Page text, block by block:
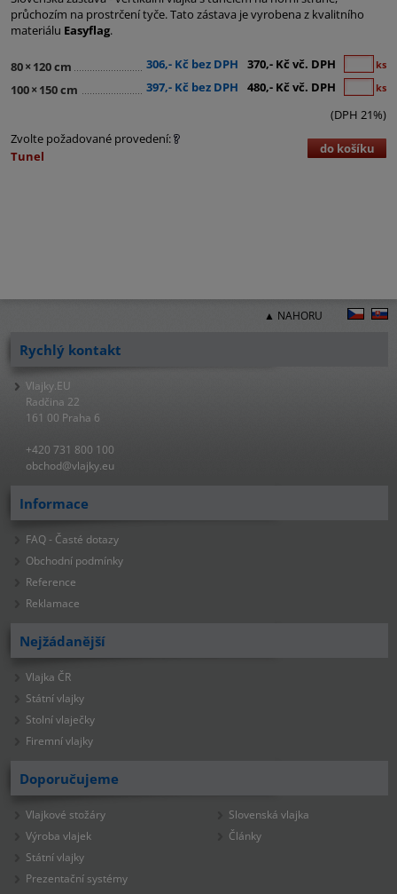
průchozím na prostrčení tyče. Tato zástava je vyrobena z kvalitního
materiálu Easyflag.
80× 120 cm 306,- Kč bez DPH 370,- Kč vč. DPH ks
100× 150 cm 397,- Kč bez DPH 480,- Kč vč. DPH ks
(DPH 21%)
Zvolte požadované provedení:
Tunel
do košíku
▲ NAHORU
Rychlý kontakt
Vlajky.EU
Radčina 22
161 00 Praha 6
+420 731 800 100
obchod@vlajky.eu
Informace
FAQ - Časté dotazy
Obchodní podmínky
Reference
Reklamace
Nejžádanější
Vlajka ČR
Státní vlajky
Stolní vlaječky
Firemní vlajky
Doporučujeme
Vlajkové stožáry
Výroba vlajek
Státní vlajky
Prezentační systémy
Slovenská vlajka
Články